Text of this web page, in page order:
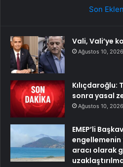
Son
Vali, Vali’ye
Ağustos 10, 2026
Kılıçdaroğlu:
sonra yasal
Ağustos 10, 2026
EMEP’li
engellemenin
aracı olarak